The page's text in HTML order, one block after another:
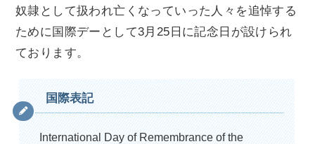
奴隷として扱われ亡くなっていった人々を追悼する
ために国際デーとして3月25日に記念日が設けられ
ております。
国際表記
International Day of Remembrance of the